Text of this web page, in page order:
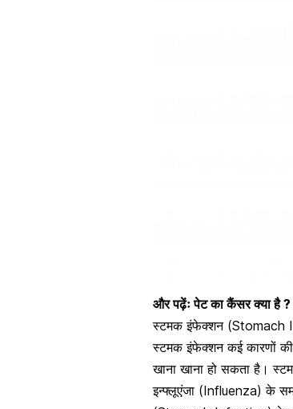
और पढ़ेंःपेट का कैंसर क्या है
स्टमक इंफेक्शन (Stomach
स्टमक इंफेक्शन कई कारणों की
खाना खाना हो सकता है।
इन्फ्लूएंजा (Influenza) के